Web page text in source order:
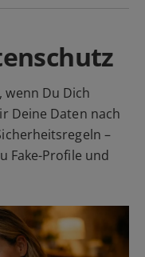
wenn Du Dich
Deine Daten nach
–
Fake-Profile und